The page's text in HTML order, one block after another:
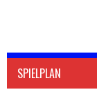
SPIELPLAN